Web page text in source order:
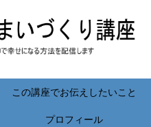
この講座でお伝えしたいこと
プロフィール